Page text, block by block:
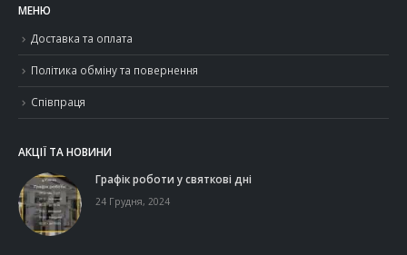
МЕНЮ
Доставка та оплата
Політика обміну та повернення
Співпраця
АКЦІЇ ТА НОВИНИ
Графік роботи у святкові дні
24 Грудня, 2024